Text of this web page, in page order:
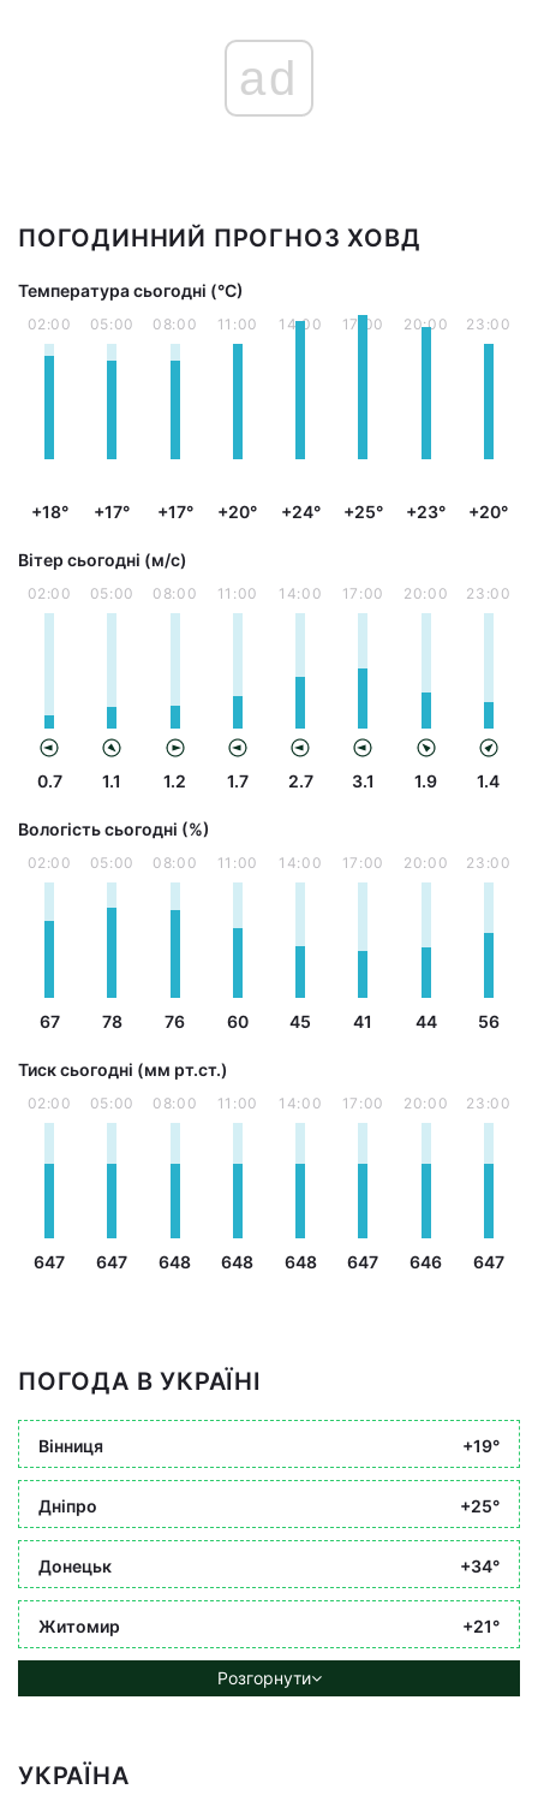
ad
ПОГОДИННИЙ ПРОГНОЗ ХОВД
Температура сьогодні (°С)
02:00
+18°
05:00
+17°
08:00
+17°
11:00
+20°
14:00
+24°
17:00
+25°
20:00
+23°
23:00
+20°
Вітер сьогодні (м/с)
02:00
0.7
05:00
1.1
08:00
1.2
11:00
1.7
14:00
2.7
17:00
3.1
20:00
1.9
23:00
1.4
Вологість сьогодні (%)
02:00
67
05:00
78
08:00
76
11:00
60
14:00
45
17:00
41
20:00
44
23:00
56
Тиск сьогодні (мм рт.ст.)
02:00
647
05:00
647
08:00
648
11:00
648
14:00
648
17:00
647
20:00
646
23:00
647
ПОГОДА В УКРАЇНІ
Вінниця +19°
Дніпро +25°
Донецьк +34°
Житомир +21°
Розгорнути
УКРАЇНА